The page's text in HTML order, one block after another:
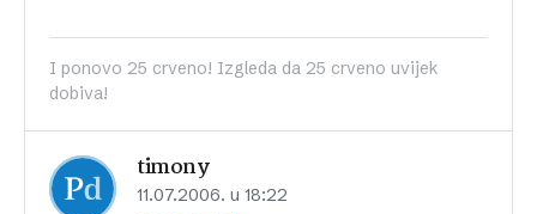
I ponovo 25 crveno! Izgleda da 25 crveno uvijek
dobiva!
timony
11.07.2006. u 18:22